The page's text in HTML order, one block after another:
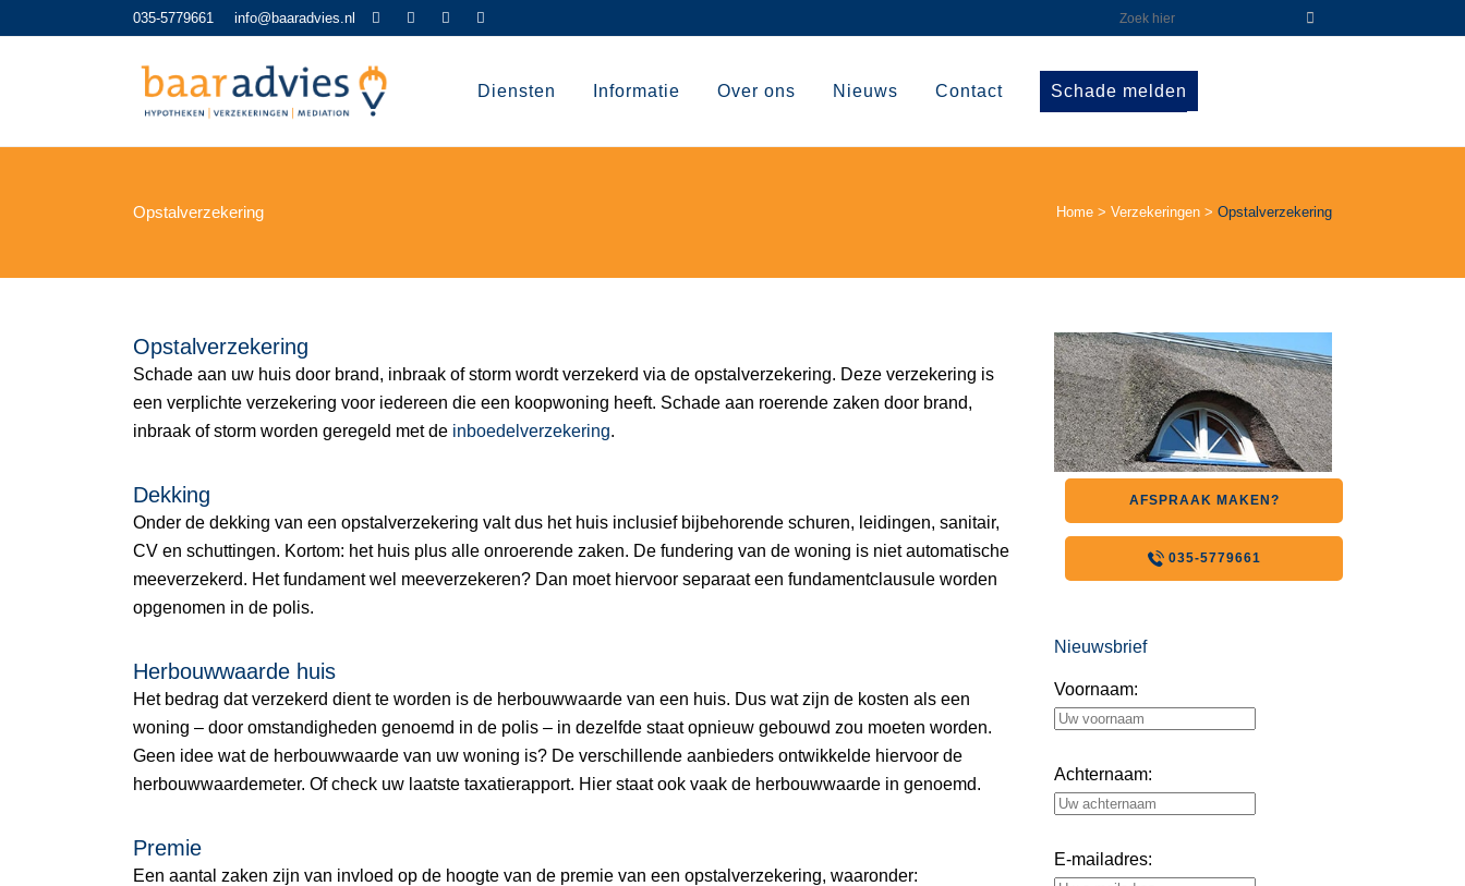
035-5779661 info@baaradvies.nl
Diensten Informatie Over ons Nieuws Contact Schade melden
Opstalverzekering Home > Verzekeringen > Opstalverzekering
Opstalverzekering
Schade aan uw huis door brand, inbraak of storm wordt verzekerd via de opstalverzekering. Deze verzekering is
een verplichte verzekering voor iedereen die een koopwoning heeft. Schade aan roerende zaken door brand,
inbraak of storm worden geregeld met de inboedelverzekering.
Dekking
Onder de dekking van een opstalverzekering valt dus het huis inclusief bijbehorende schuren, leidingen, sanitair,
CV en schuttingen. Kortom: het huis plus alle onroerende zaken. De fundering van de woning is niet automatische
meeverzekerd. Het fundament wel meeverzekeren? Dan moet hiervoor separaat een fundamentclausule worden
opgenomen in de polis.
Herbouwwaarde huis
Het bedrag dat verzekerd dient te worden is de herbouwwaarde van een huis. Dus wat zijn de kosten als een
woning – door omstandigheden genoemd in de polis – in dezelfde staat opnieuw gebouwd zou moeten worden.
Geen idee wat de herbouwwaarde van uw woning is? De verschillende aanbieders ontwikkelde hiervoor de
herbouwwaardemeter. Of check uw laatste taxatierapport. Hier staat ook vaak de herbouwwaarde in genoemd.
Premie
Een aantal zaken zijn van invloed op de hoogte van de premie van een opstalverzekering, waaronder:
AFSPRAAK MAKEN?
035-5779661
Nieuwsbrief
Voornaam:
Achternaam:
E-mailadres: